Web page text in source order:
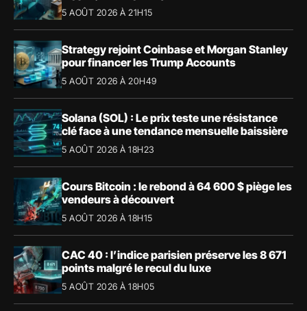
5 AOÛT 2026 À 21H15
Strategy rejoint Coinbase et Morgan Stanley
pour financer les Trump Accounts
5 AOÛT 2026 À 20H49
Solana (SOL) : Le prix teste une résistance
clé face à une tendance mensuelle baissière
5 AOÛT 2026 À 18H23
Cours Bitcoin : le rebond à 64 600 $ piège les
vendeurs à découvert
5 AOÛT 2026 À 18H15
CAC 40 : l’indice parisien préserve les 8 671
points malgré le recul du luxe
5 AOÛT 2026 À 18H05